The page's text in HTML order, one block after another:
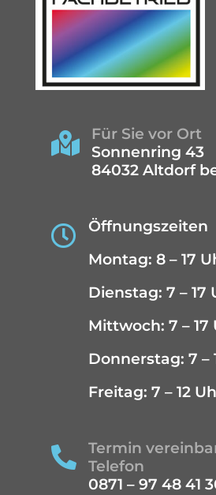

Für Sie vor Ort
Sonnenring 43
84032 Altdorf

Öffnungszeiten
Montag: 8 – 17
Dienstag: 7 – 17
Mittwoch: 7 – 17
Donnerstag: 7 –
Freitag: 7 – 12

Termin
Telefon
0871 – 97 48 41